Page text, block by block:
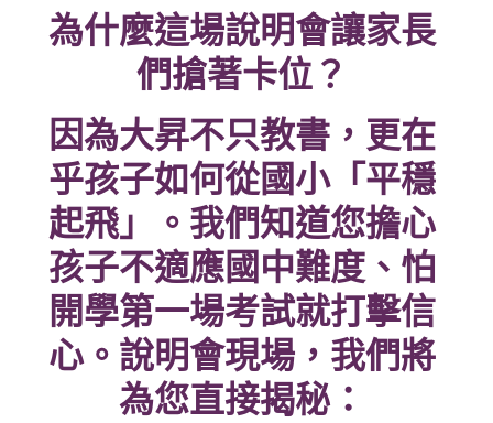
為什麼這場說明會讓家長
們搶著卡位？
因為大昇不只教書，更在
乎孩子如何從國小「平穩
起飛」。我們知道您擔心
孩子不適應國中難度、怕
開學第一場考試就打擊信
心。說明會現場，我們將
為您直接揭秘：